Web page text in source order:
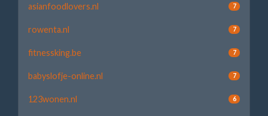
asianfoodlovers.nl 7
rowenta.nl 7
fitnessking.be 7
babyslofje-online.nl 7
123wonen.nl 6